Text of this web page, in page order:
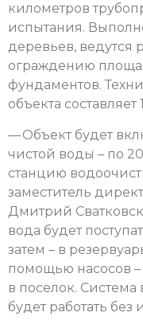
километров
испытания.
деревьев, ведутся
ограждению
фундаментов.
объекта составляет
— Объект будет
чистой воды – по
станцию
заместитель
Дмитрий
вода будет
затем – в
помощью насосов –
в поселок. Система
будет работать без